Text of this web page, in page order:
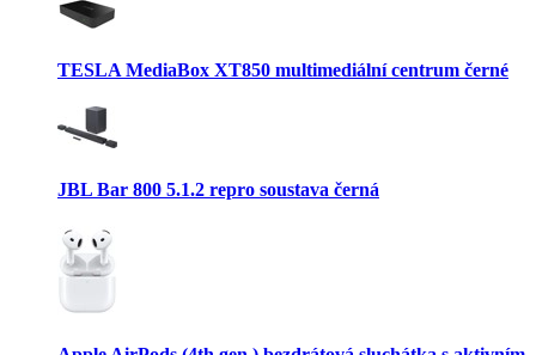
TESLA MediaBox XT850 multimediální centrum černé
JBL Bar 800 5.1.2 repro soustava černá